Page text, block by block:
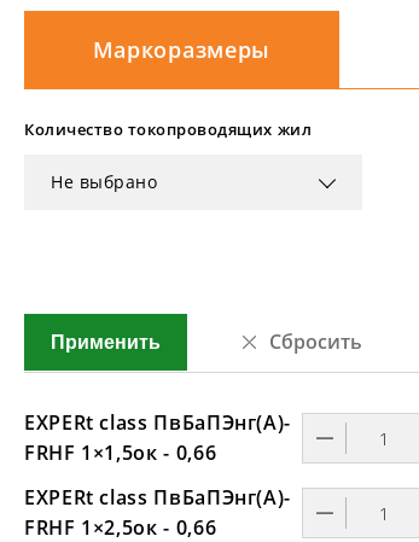
Маркоразмеры
Количество токопроводящих жил
Не выбрано
Применить Сбросить
EXPERt class ПвБаПЭнг(А)-
FRHF 1×1,5ок - 0,66
EXPERt class ПвБаПЭнг(А)-
FRHF 1×2,5ок - 0,66